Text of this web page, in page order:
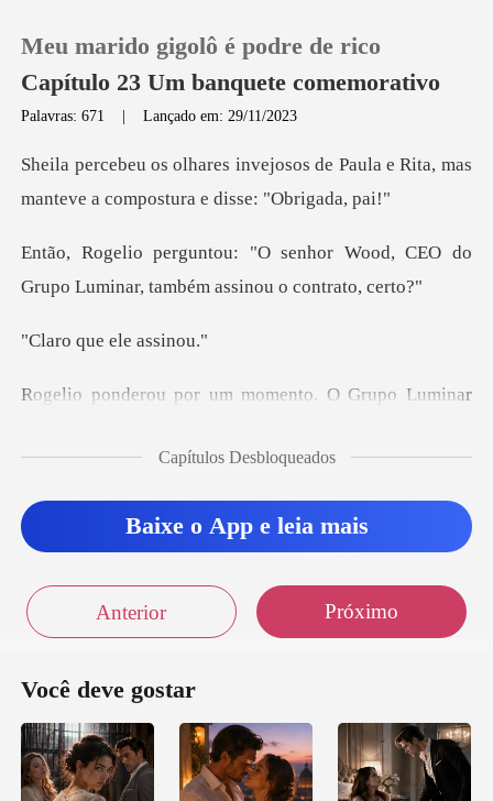
0
Histórico
Sair
Meu marido gigolô é podre de rico
Capítulo 23 Um banquete comemorativo
Palavras: 671 |Lançado em: 29/11/2023
os de Paula e Rita, mas
manteve a
hor Wood, CEO do
Grupo Luminar,
ue ele a
upo Luminar
Capítulos Desbloqueados
Baixe o App e leia mais
Anterior Próximo
Você deve gostar